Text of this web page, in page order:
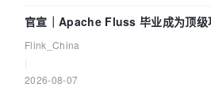
官宣｜Apache Fluss 毕业成为顶
全面实时化时代
Flink_China
2026-08-07